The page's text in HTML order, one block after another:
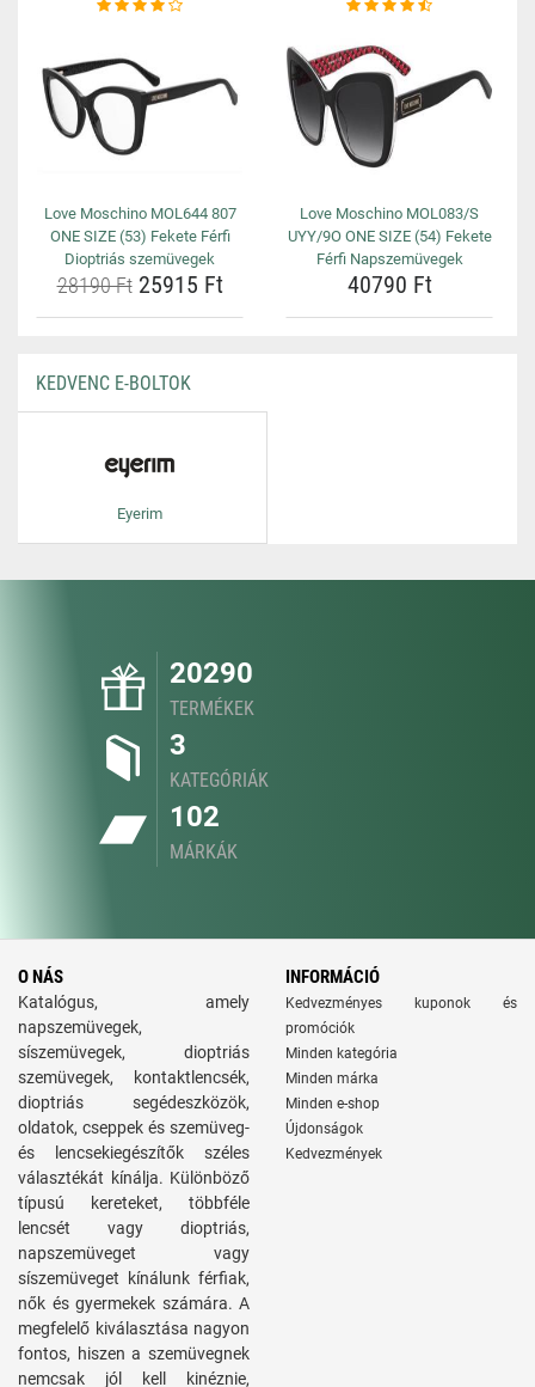
Love Moschino MOL644 807
ONE SIZE (53) Fekete Férfi
Dioptriás szemüvegek
28190 Ft25915 Ft
Love Moschino MOL083/S
UYY/9O ONE SIZE (54) Fekete
Férfi Napszemüvegek
40790 Ft
KEDVENC E-BOLTOK
Eyerim
20290
TERMÉKEK
3
KATEGÓRIÁK
102
MÁRKÁK
O NÁS
Katalógus, amely
napszemüvegek,
síszemüvegek, dioptriás
szemüvegek, kontaktlencsék,
dioptriás segédeszközök,
oldatok, cseppek és szemüveg-
és lencsekiegészítők széles
választékát kínálja. Különböző
típusú kereteket, többféle
lencsét vagy dioptriás,
napszemüveget vagy
síszemüveget kínálunk férfiak,
nők és gyermekek számára. A
megfelelő kiválasztása nagyon
fontos, hiszen a szemüvegnek
nemcsak jól kell kinéznie,
INFORMÁCIÓ
Kedvezményes kuponok és
promóciók
Minden kategória
Minden márka
Minden e-shop
Újdonságok
Kedvezmények